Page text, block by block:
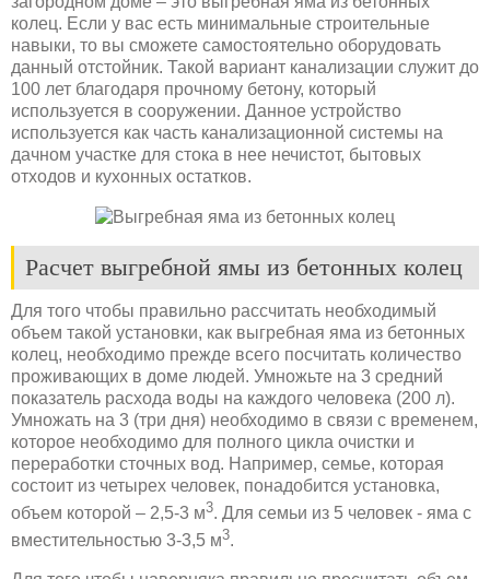
колец. Если у вас есть минимальные строительные
навыки, то вы сможете самостоятельно оборудовать
данный отстойник. Такой вариант канализации служит до
100 лет благодаря прочному бетону, который
используется в сооружении. Данное устройство
используется как часть канализационной системы на
дачном участке для стока в нее нечистот, бытовых
отходов и кухонных остатков.
Расчет выгребной ямы из бетонных колец
Для того чтобы правильно рассчитать необходимый
объем такой установки, как выгребная яма из бетонных
колец, необходимо прежде всего посчитать количество
проживающих в доме людей. Умножьте на 3 средний
показатель расхода воды на каждого человека (200 л).
Умножать на 3 (три дня) необходимо в связи с временем,
которое необходимо для полного цикла очистки и
переработки сточных вод. Например, семье, которая
состоит из четырех человек, понадобится установка,
объем которой – 2,5-3 м3. Для семьи из 5 человек - яма с
вместительностью 3-3,5 м3.